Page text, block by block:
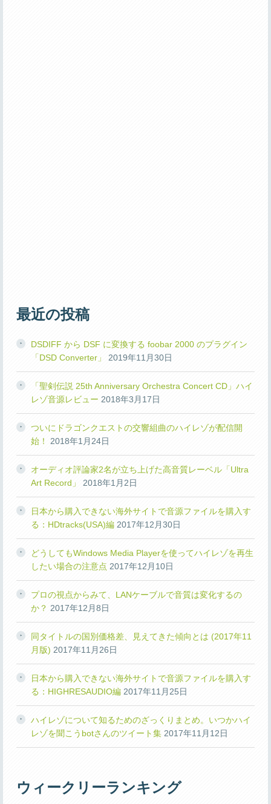
最近の投稿
DSDIFF から DSF に変換する foobar 2000 のプラグイン
「DSD Converter」
2019年11月30日
「聖剣伝説 25th Anniversary Orchestra Concert CD」ハイ
レゾ音源レビュー 2018年3月17日
ついにドラゴンクエストの交響組曲のハイレゾが配信開
始！
2018年1月24日
オーディオ評論家2名が立ち上げた高音質レーベル「Ultra
Art Record」
2018年1月2日
日本から購入できない海外サイトで音源ファイルを購入す
る：HDtracks(USA)編 2017年12月30日
どうしてもWindows Media Playerを使ってハイレゾを再生
したい場合の注意点 2017年12月10日
プロの視点からみて、LANケーブルで音質は変化するの
か？ 2017年12月8日
同タイトルの国別価格差、見えてきた傾向とは (2017年11
月版) 2017年11月26日
日本から購入できない海外サイトで音源ファイルを購入す
る：HIGHRESAUDIO編 2017年11月25日
ハイレゾについて知るためのざっくりまとめ。いつかハイ
レゾを聞こうbotさんのツイート集 2017年11月12日
ウィークリーランキング